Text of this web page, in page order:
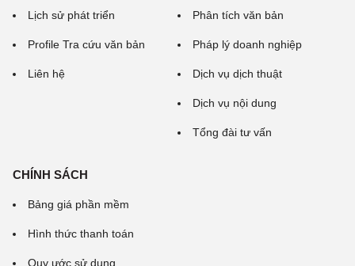
Lịch sử phát triển
Profile Tra cứu văn bản
Liên hệ
Phân tích văn bản
Pháp lý doanh nghiệp
Dịch vụ dịch thuật
Dịch vụ nội dung
Tổng đài tư vấn
CHÍNH SÁCH
Bảng giá phần mềm
Hình thức thanh toán
Quy ước sử dụng